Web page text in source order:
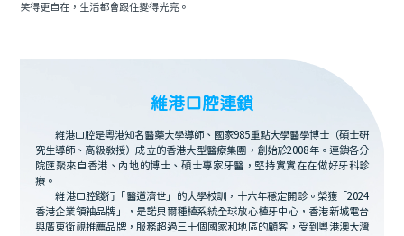
笑得更自在，生活都會跟住變得光亮。
維港口腔連鎖
維港口腔是粵港知名醫藥大學導師、國家985重點大學醫學博士（碩士研
究生導師、高級教授）成立的香港大型醫療集團，創始於2008年。連鎖各分
院匯聚來自香港、內地的博士、碩士專家牙醫，堅持實實在在做好牙科診
療。
維港口腔踐行「醫道濟世」的大學校訓，十六年穩定開診。榮獲「2024
香港企業領袖品牌」，是諾貝爾種植系統全球放心植牙中心，香港新城電台
與廣東衛視推薦品牌，服務超過三十個國家和地區的顧客，受到粵港澳大灣